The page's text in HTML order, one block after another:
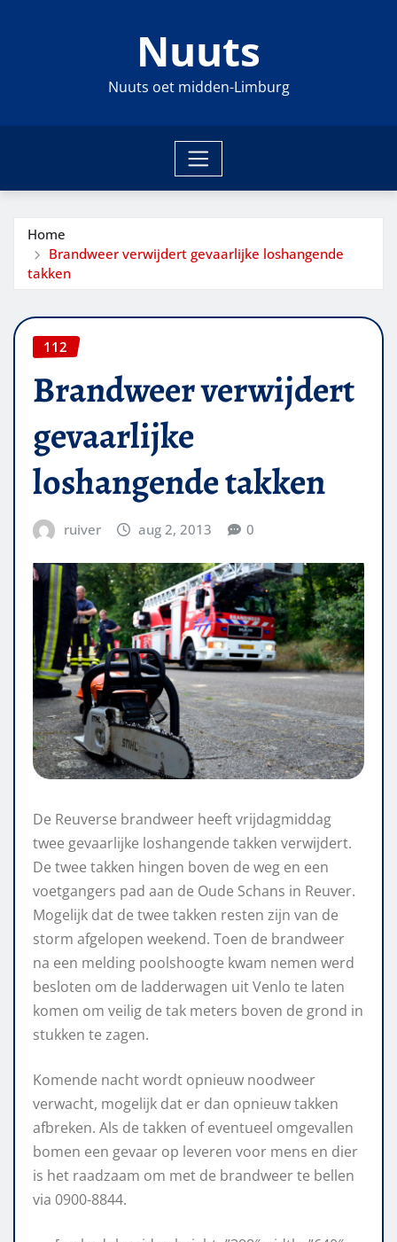
Nuuts
Nuuts oet midden-Limburg
Home
Brandweer verwijdert gevaarlijke loshangende
takken
112
Brandweer verwijdert
gevaarlijke
loshangende takken
ruiver aug 2, 2013 0
De Reuverse brandweer heeft vrijdagmiddag
twee gevaarlijke loshangende takken verwijdert.
De twee takken hingen boven de weg en een
voetgangers pad aan de Oude Schans in Reuver.
Mogelijk dat de twee takken resten zijn van de
storm afgelopen weekend. Toen de brandweer
na een melding poolshoogte kwam nemen werd
besloten om de ladderwagen uit Venlo te laten
komen om veilig de tak meters boven de grond in
stukken te zagen.
Komende nacht wordt opnieuw noodweer
verwacht, mogelijk dat er dan opnieuw takken
afbreken. Als de takken of eventueel omgevallen
bomen een gevaar op leveren voor mens en dier
is het raadzaam om met de brandweer te bellen
via 0900-8844.